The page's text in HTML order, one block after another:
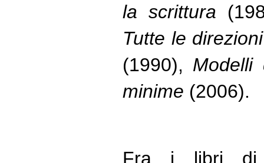
la scrittura
Tutte le
(1990),
minime (2006).
Fra i libri di